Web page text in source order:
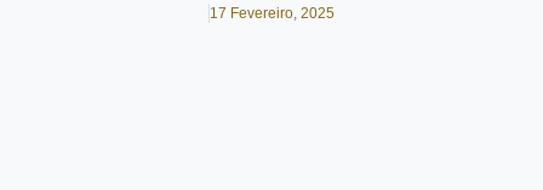
17 Fevereiro, 2025